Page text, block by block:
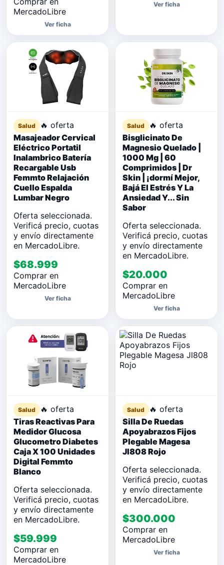
MercadoLibre
Ver ficha
Ver ficha
Salud
🔥 oferta
Masajeador Cervical
Eléctrico Portatil
Inalambrico Batería
Recargable Usb
Femmto Relajación
Cuello Espalda
Lumbar Negro
Oferta seleccionada.
Verificá precio, cuotas
y envío directamente
en MercadoLibre.
$68.999
Comprar en
MercadoLibre
Ver ficha
Salud
🔥 oferta
Bisglicinato De
Magnesio Quelado |
1000 Mg | 60
Comprimidos | Dr
Skin | ¡dormí Mejor,
Bajá El Estrés Y La
Ansiedad Y... Sin
Sabor
Oferta seleccionada.
Verificá precio, cuotas
y envío directamente
en MercadoLibre.
$20.000
Comprar en
MercadoLibre
Ver ficha
Salud
🔥 oferta
Tiras Reactivas Para
Medidor Glucosa
Glucometro Diabetes
Caja X 100 Unidades
Digital Femmto
Blanco
Oferta seleccionada.
Verificá precio, cuotas
y envío directamente
en MercadoLibre.
$59.999
Comprar en
MercadoLibre
Salud
🔥 oferta
Silla De Ruedas
Apoyabrazos Fijos
Plegable Magesa
Jl808 Rojo
Oferta seleccionada.
Verificá precio, cuotas
y envío directamente
en MercadoLibre.
$300.000
Comprar en
MercadoLibre
Ver ficha